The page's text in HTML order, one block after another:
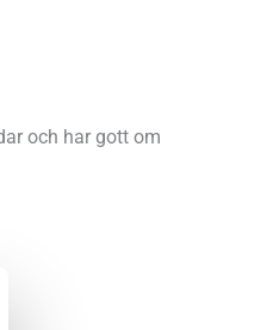
och har gott om